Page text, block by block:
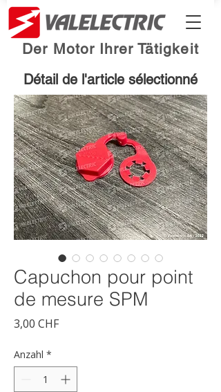
Der Motor Ihrer Tätigkeit
Détail de l'article sélectionné
Capuchon pour point
de mesure SPM
3,00 CHFPreis
Anzahl *